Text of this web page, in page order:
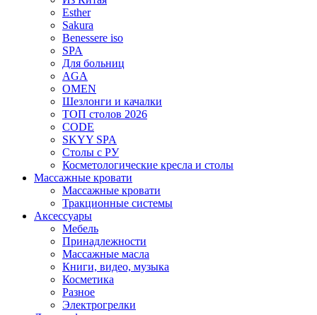
Esther
Sakura
Benessere iso
SPA
Для больниц
AGA
OMEN
Шезлонги и качалки
ТОП столов 2026
CODE
SKYY SPA
Столы с РУ
Косметологические кресла и столы
Массажные кровати
Массажные кровати
Тракционные системы
Аксессуары
Мебель
Принадлежности
Массажные масла
Книги, видео, музыка
Косметика
Разное
Электрогрелки